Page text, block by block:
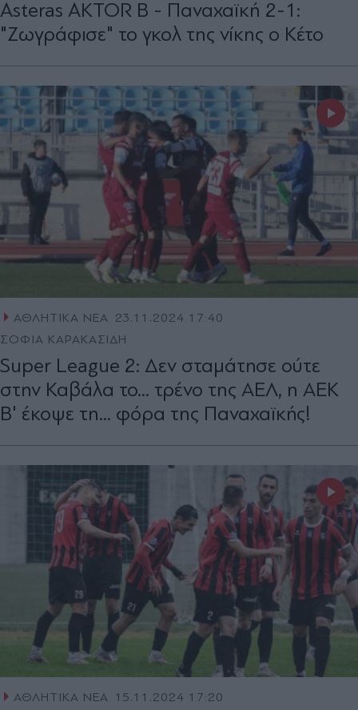
Asteras AKTOR B - Παναχαϊκή 2-1:
"Ζωγράφισε" το γκολ της νίκης ο Κέτο
ΑΘΛΗΤΙΚΑ ΝΕΑ 23.11.2024 17:40
ΣΟΦΙΑ ΚΑΡΑΚΑΣΙΔΗ
Super League 2: Δεν σταμάτησε ούτε
στην Καβάλα το... τρένο της ΑΕΛ, η ΑΕΚ
Β' έκοψε τη... φόρα της Παναχαϊκής!
ΑΘΛΗΤΙΚΑ ΝΕΑ
15.11.2024 17:20